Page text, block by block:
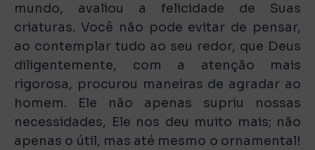
mundo, avaliou a felicidade de Suas
criaturas. Você não pode evitar de pensar,
ao contemplar tudo ao seu redor, que Deus
diligentemente, com a atenção mais
rigorosa, procurou maneiras de agradar ao
homem. Ele não apenas supriu nossas
necessidades, Ele nos deu muito mais; não
apenas o útil, mas até mesmo o ornamental!